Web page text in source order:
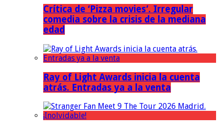
Crítica de ‘Pizza movies’. Irregular
comedia sobre la crisis de la mediana
edad
Ray of Light Awards inicia la cuenta
atrás. Entradas ya a la venta